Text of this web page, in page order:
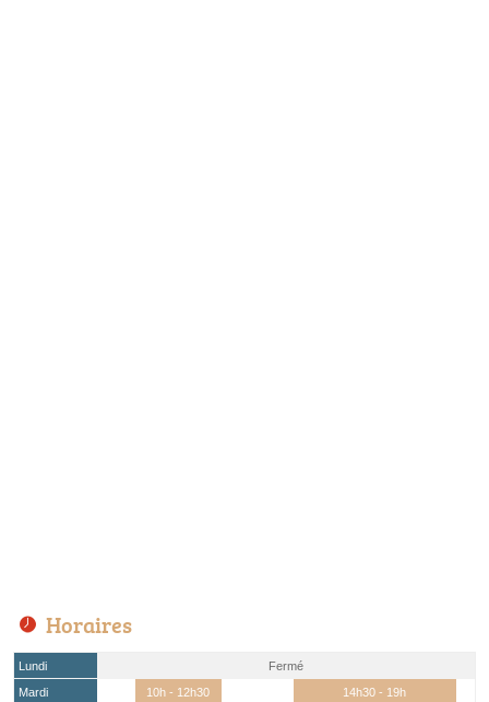
Horaires
Lundi
Fermé
Mardi
10h - 12h30
14h30 - 19h